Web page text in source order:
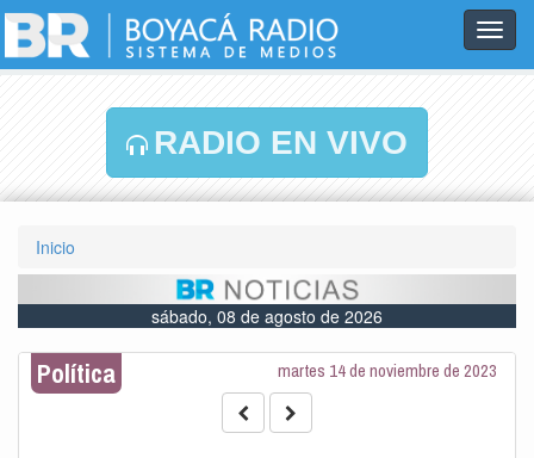
RADIO EN VIVO
Inicio
sábado, 08 de agosto de 2026
Política martes 14 de noviembre de 2023